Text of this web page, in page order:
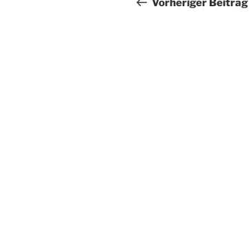
Vorheriger Beitrag